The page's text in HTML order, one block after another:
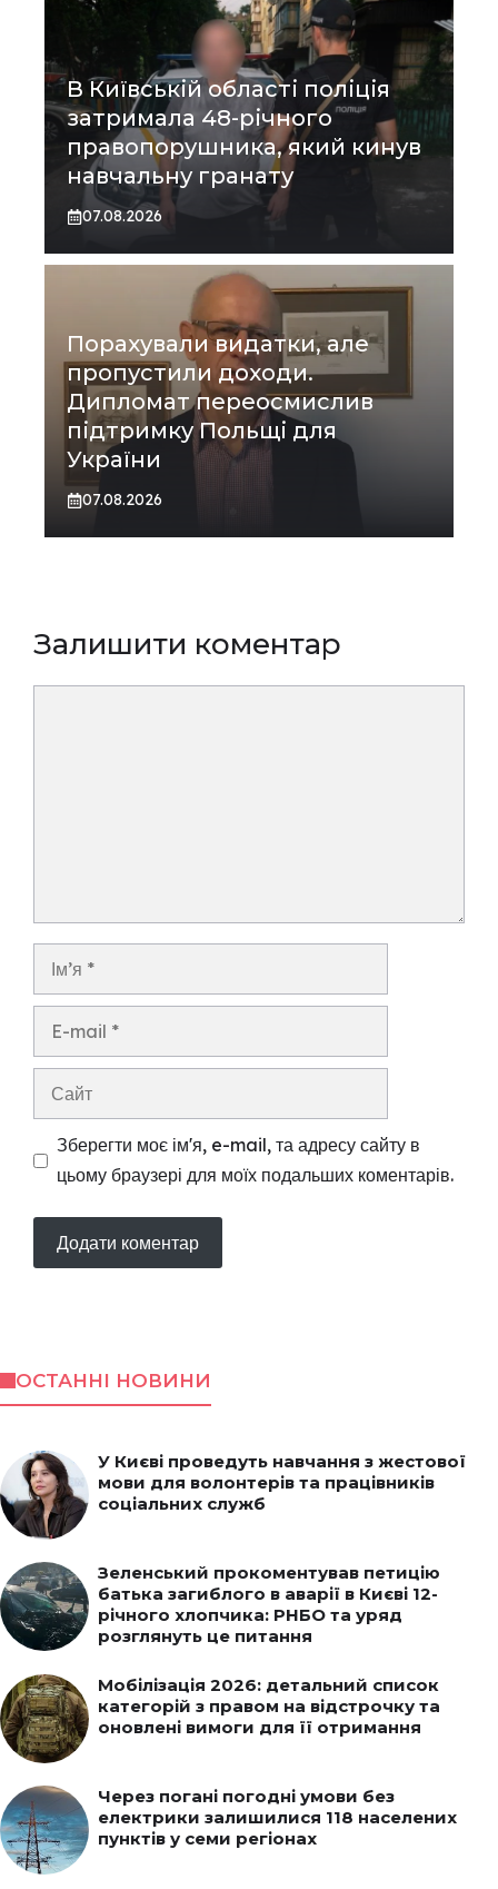
В Київській області поліція
затримала 48-річного
правопорушника, який кинув
навчальну гранату
07.08.2026
Порахували видатки, але
пропустили доходи.
Дипломат переосмислив
підтримку Польщі для
України
07.08.2026
Залишити коментар
Ім’я
Сайт
Зберегти моє ім'я, e-mail, та адресу сайту в
цьому браузері для моїх подальших коментарів.
ОСТАННІ НОВИНИ
У Києві проведуть навчання з жестової
мови для волонтерів та працівників
соціальних служб
Зеленський прокоментував петицію
батька загиблого в аварії в Києві 12-
річного хлопчика: РНБО та уряд
розглянуть це питання
Мобілізація 2026: детальний список
категорій з правом на відстрочку та
оновлені вимоги для її отримання
Через погані погодні умови без
електрики залишилися 118 населених
пунктів у семи регіонах